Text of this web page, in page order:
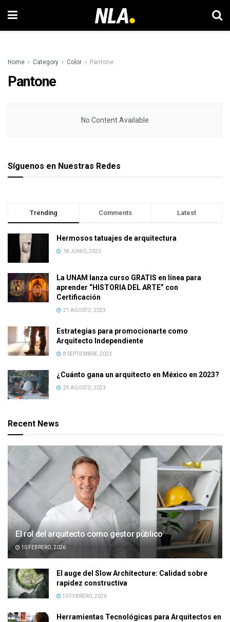
Home Category Color Pantone
Pantone
No Content Available
Síguenos en Nuestras Redes
Trending Comments Latest
Hermosos tatuajes de arquitectura
18 JUNIO, 2023
La UNAM lanza curso GRATIS en línea para
aprender “HISTORIA DEL ARTE” con
Certificación
21 AGOSTO, 2023
Estrategias para promocionarte como
Arquitecto Independiente
8 SEPTIEMBRE, 2023
¿Cuánto gana un arquitecto en México en 2023?
29 AGOSTO, 2023
Recent News
El rol del arquitecto como gestor público
10 FEBRERO, 2026
El auge del Slow Architecture: Calidad sobre
rapidez constructiva
10 FEBRERO, 2026
Herramientas Tecnológicas para Arquitectos en